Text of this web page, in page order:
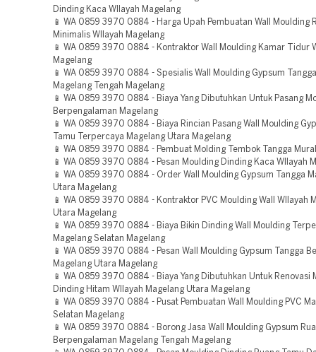
Dinding Kaca WIlayah Magelang
📱 WA 0859 3970 0884 - Harga Upah Pembuatan Wall Moulding
Minimalis WIlayah Magelang
📱 WA 0859 3970 0884 - Kontraktor Wall Moulding Kamar Tidur
Magelang
📱 WA 0859 3970 0884 - Spesialis Wall Moulding Gypsum
Magelang Tengah Magelang
📱 WA 0859 3970 0884 - Biaya Yang Dibutuhkan Untuk Pasang
Berpengalaman Magelang
📱 WA 0859 3970 0884 - Biaya Rincian Pasang Wall Moulding
Tamu Terpercaya Magelang Utara Magelang
📱 WA 0859 3970 0884 - Pembuat Molding Tembok Tangga
📱 WA 0859 3970 0884 - Pesan Moulding Dinding Kaca WIlayah
📱 WA 0859 3970 0884 - Order Wall Moulding Gypsum Tangga
Utara Magelang
📱 WA 0859 3970 0884 - Kontraktor PVC Moulding Wall WIlayah
Utara Magelang
📱 WA 0859 3970 0884 - Biaya Bikin Dinding Wall Moulding
Magelang Selatan Magelang
📱 WA 0859 3970 0884 - Pesan Wall Moulding Gypsum Tangga
Magelang Utara Magelang
📱 WA 0859 3970 0884 - Biaya Yang Dibutuhkan Untuk Renovasi
Dinding Hitam WIlayah Magelang Utara Magelang
📱 WA 0859 3970 0884 - Pusat Pembuatan Wall Moulding PVC
Selatan Magelang
📱 WA 0859 3970 0884 - Borong Jasa Wall Moulding Gypsum
Berpengalaman Magelang Tengah Magelang